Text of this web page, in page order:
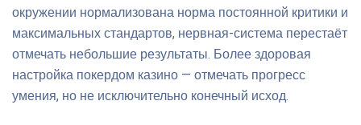
окружении нормализована норма постоянной критики и
максимальных стандартов, нервная-система перестаёт
отмечать небольшие результаты. Более здоровая
настройка покердом казино — отмечать прогресс
умения, но не исключительно конечный исход.